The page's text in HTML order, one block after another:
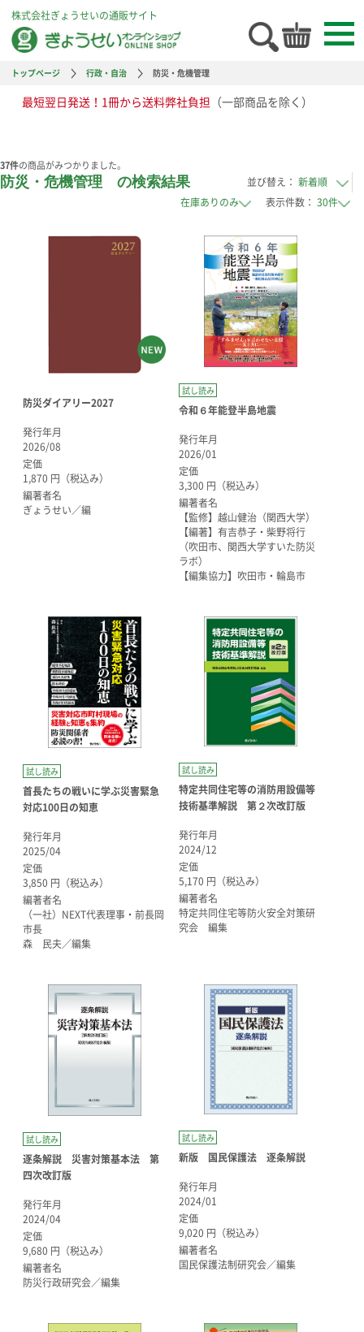
株式会社ぎょうせいの通販サイト
トップページ 行政・自治 防災・危機管理
最短翌日発送！1冊から送料弊社負担 （一部商品を除く）
37件の商品がみつかりました。
防災・危機管理 の検索結果
並び替え：
表示件数：
防災ダイアリー2027
発行年月
2026/08
定価
1,870 円（税込み）
編著者名
ぎょうせい／編
試し読み
令和６年能登半島地震
発行年月
2026/01
定価
3,300 円（税込み）
編著者名
【監修】越山健治（関西大学）
【編著】有吉恭子・柴野将行
（吹田市、関西大学すいた防災
ラボ）
【編集協力】吹田市・輪島市
試し読み
首長たちの戦いに学ぶ災害緊急
対応100日の知恵
発行年月
2025/04
定価
3,850 円（税込み）
編著者名
（一社）NEXT代表理事・前長岡
市長
森 民夫／編集
試し読み
特定共同住宅等の消防用設備等
技術基準解説 第２次改訂版
発行年月
2024/12
定価
5,170 円（税込み）
編著者名
特定共同住宅等防火安全対策研
究会 編集
試し読み
逐条解説 災害対策基本法 第
四次改訂版
発行年月
2024/04
定価
9,680 円（税込み）
編著者名
防災行政研究会／編集
試し読み
新版 国民保護法 逐条解説
発行年月
2024/01
定価
9,020 円（税込み）
編著者名
国民保護法制研究会／編集